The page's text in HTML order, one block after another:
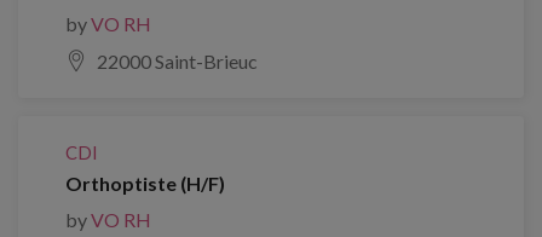
byVO RH
22000 Saint-Brieuc
CDI
Orthoptiste (H/F)
byVO RH